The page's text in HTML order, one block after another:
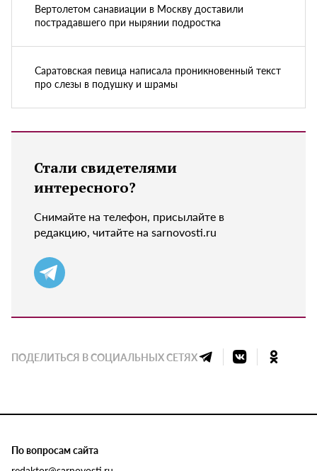
Вертолетом санавиации в Москву доставили
пострадавшего при нырянии подростка
Саратовская певица написала проникновенный текст
про слезы в подушку и шрамы
Стали свидетелями
интересного?
Снимайте на телефон, присылайте в
редакцию, читайте на sarnovosti.ru
ПОДЕЛИТЬСЯ В СОЦИАЛЬНЫХ СЕТЯХ
По вопросам сайта